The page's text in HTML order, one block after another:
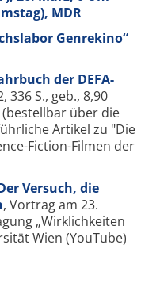
MDR
Genrekino“
der DEFA-
336 S., geb., 8,90
(bestellbar über die
Artikel zu "Die
Fiction-Filmen der
Versuch, die
, Vortrag am 23.
„Wirklichkeiten
Wien (YouTube)